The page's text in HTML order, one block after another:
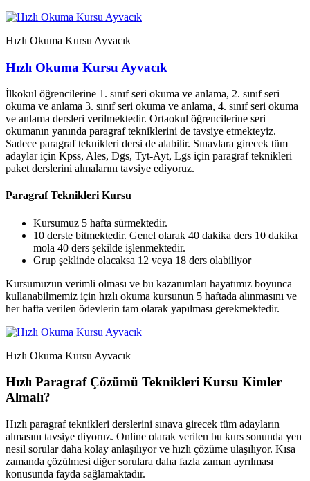
Hızlı Okuma Kursu Ayvacık
Hızlı Okuma Kursu Ayvacık
İlkokul öğrencilerine 1. sınıf seri okuma ve anlama, 2. sınıf seri
okuma ve anlama 3. sınıf seri okuma ve anlama, 4. sınıf seri okuma
ve anlama dersleri verilmektedir. Ortaokul öğrencilerine seri
okumanın yanında paragraf tekniklerini de tavsiye etmekteyiz.
Sadece paragraf teknikleri dersi de alabilir. Sınavlara girecek tüm
adaylar için Kpss, Ales, Dgs, Tyt-Ayt, Lgs için paragraf teknikleri
paket derslerini almalarını tavsiye ediyoruz.
Paragraf Teknikleri Kursu
Kursumuz 5 hafta sürmektedir.
10 derste bitmektedir. Genel olarak 40 dakika ders 10 dakika
mola 40 ders şekilde işlenmektedir.
Grup şeklinde olacaksa 12 veya 18 ders olabiliyor
Kursumuzun verimli olması ve bu kazanımları hayatımız boyunca
kullanabilmemiz için hızlı okuma kursunun 5 haftada alınmasını ve
her hafta verilen ödevlerin tam olarak yapılması gerekmektedir.
Hızlı Okuma Kursu Ayvacık
Hızlı Paragraf Çözümü Teknikleri Kursu Kimler
Almalı?
Hızlı paragraf teknikleri derslerini sınava girecek tüm adayların
almasını tavsiye diyoruz. Online olarak verilen bu kurs sonunda yen
nesil sorular daha kolay anlaşılıyor ve hızlı çözüme ulaşılıyor. Kısa
zamanda çözülmesi diğer sorulara daha fazla zaman ayrılması
konusunda fayda sağlamaktadır.